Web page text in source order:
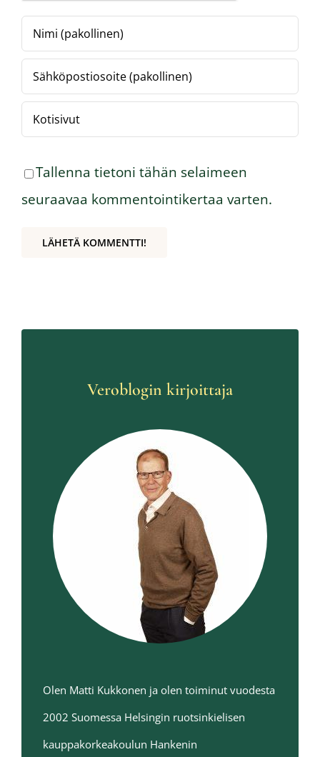
Tallenna tietoni tähän selaimeen
seuraavaa kommentointikertaa varten.
Veroblogin kirjoittaja
Olen Matti Kukkonen ja olen toiminut vuodesta
2002 Suomessa Helsingin ruotsinkielisen
kauppakorkeakoulun Hankenin